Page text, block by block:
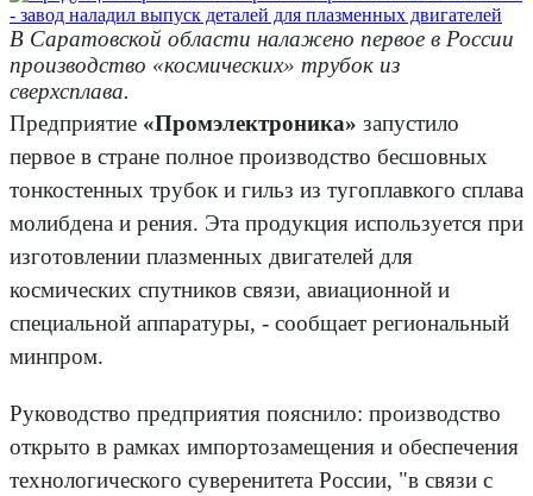
В Саратовской области налажено первое в России
производство «космических» трубок из
сверхсплава.
Предприятие «Промэлектроника» запустило
первое в стране полное производство бесшовных
тонкостенных трубок и гильз из тугоплавкого сплава
молибдена и рения. Эта продукция используется при
изготовлении плазменных двигателей для
космических спутников связи, авиационной и
специальной аппаратуры, - сообщает региональный
минпром.
Руководство предприятия пояснило: производство
открыто в рамках импортозамещения и обеспечения
технологического суверенитета России, "в связи с